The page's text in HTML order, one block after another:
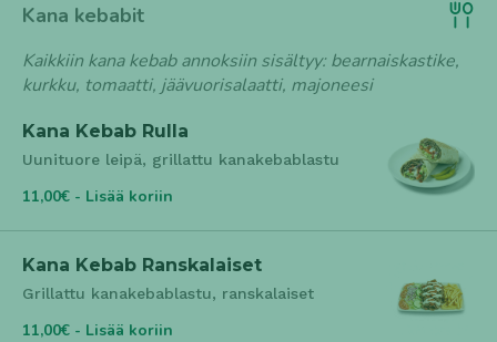
Kana kebabit
Kaikkiin kana kebab annoksiin sisältyy: bearnaiskastike,
kurkku, tomaatti, jäävuorisalaatti, majoneesi
Kana Kebab Rulla
Uunituore leipä, grillattu kanakebablastu
11,00€ - Lisää koriin
Kana Kebab Ranskalaiset
Grillattu kanakebablastu, ranskalaiset
11,00€ - Lisää koriin